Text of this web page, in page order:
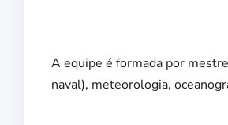
A equipe é formada por
naval), meteorologia,